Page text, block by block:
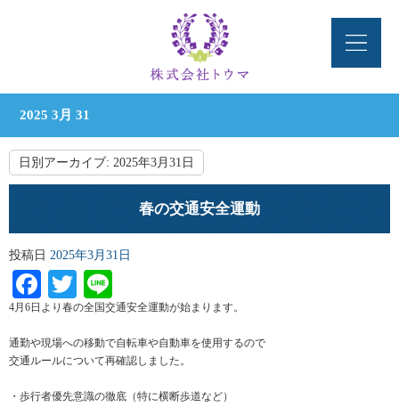
2025 3月 31
日別アーカイブ: 2025年3月31日
春の交通安全運動
投稿日 2025年3月31日
Facebook
Twitter
4月6日より春の全国交通安全運動が始まります。
通勤や現場への移動で自転車や自動車を使用するので
交通ルールについて再確認しました。
・歩行者優先意識の徹底（特に横断歩道など）